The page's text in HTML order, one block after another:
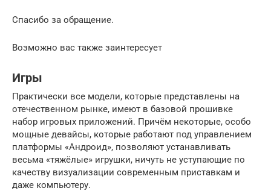
Спасибо за обращение.
Возможно вас также заинтересует
Игры
Практически все модели, которые представлены на
отечественном рынке, имеют в базовой прошивке
набор игровых приложений. Причём некоторые, особо
мощные девайсы, которые работают под управлением
платформы «Андроид», позволяют устанавливать
весьма «тяжёлые» игрушки, ничуть не уступающие по
качеству визуализации современным приставкам и
даже компьютеру.